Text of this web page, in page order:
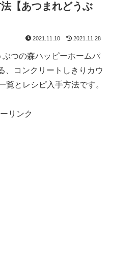
【あつまれどうぶ
2021.11.10 2021.11.28
つの森ハッピーホームパ
、コンクリートしきりカウ
覧とレシピ入手方法です。
リンク